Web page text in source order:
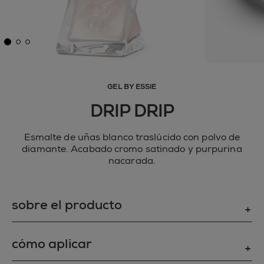
GEL BY ESSIE
DRIP DRIP
Esmalte de uñas blanco traslúcido con polvo de
diamante. Acabado cromo satinado y purpurina
nacarada.
sobre el producto
Consigue un color con el brillo del diamante y
resistente a los golpes con Gel by essie. Nuestro
cómo aplicar